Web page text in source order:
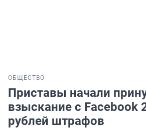
ОБЩЕСТВО
Приставы начали
взыскание с Facebook
рублей штрафов